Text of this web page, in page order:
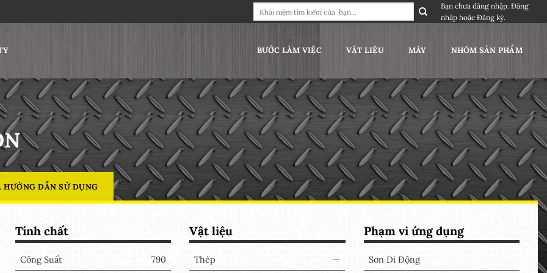
kiếm:
Bạn chưa đăng nhập. Đăng
nhậphoặc Đăng ký.
BƯỚC LÀM VIỆC VẬT LIỆU MÁY NHÓM SẢN PHẨM
DẪN SỬ DỤNG
Tính chất
Công Suất
790
Vật liệu
Thép —
Phạm vi ứng dụng
Sơn Di Động